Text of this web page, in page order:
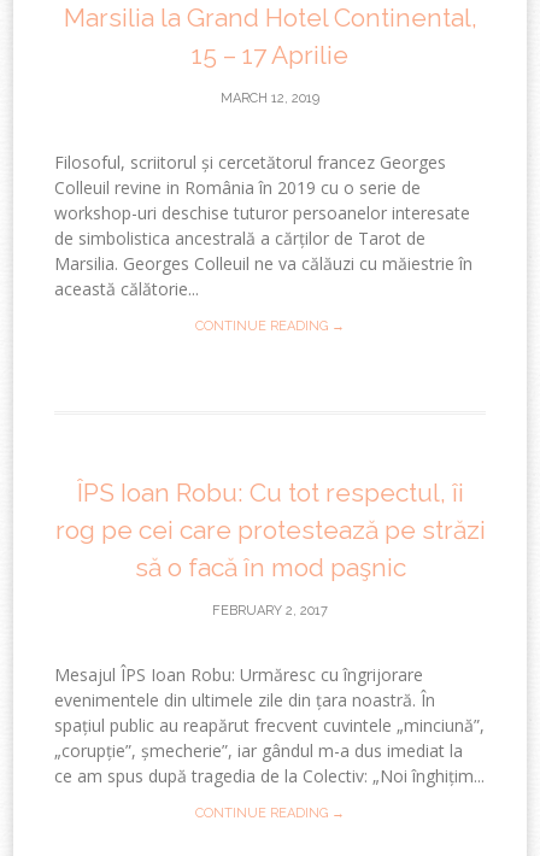
Marsilia la Grand Hotel Continental,
15 – 17 Aprilie
MARCH 12, 2019
Filosoful, scriitorul și cercetătorul francez Georges
Colleuil revine in România în 2019 cu o serie de
workshop-uri deschise tuturor persoanelor interesate
de simbolistica ancestrală a cărților de Tarot de
Marsilia. Georges Colleuil ne va călăuzi cu măiestrie în
această călătorie...
CONTINUE READING →
ÎPS Ioan Robu: Cu tot respectul, îi
rog pe cei care protestează pe străzi
să o facă în mod paşnic
FEBRUARY 2, 2017
Mesajul ÎPS Ioan Robu: Urmăresc cu îngrijorare
evenimentele din ultimele zile din țara noastră. În
spațiul public au reapărut frecvent cuvintele „minciună”,
„corupție”, șmecherie”, iar gândul m-a dus imediat la
ce am spus după tragedia de la Colectiv: „Noi înghițim...
CONTINUE READING →